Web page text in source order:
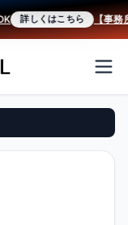
詳しくはこちら 【事務所